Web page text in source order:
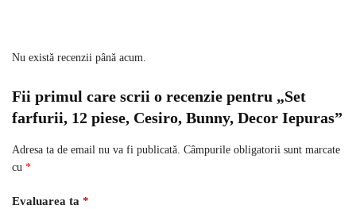
Nu există recenzii până acum.
Fii primul care scrii o recenzie pentru „Set
farfurii, 12 piese, Cesiro, Bunny, Decor Iepuras”
Adresa ta de email nu va fi publicată. Câmpurile obligatorii sunt marcate
cu *
Evaluarea ta *